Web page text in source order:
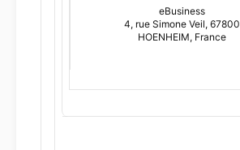
eBusiness
4, rue Simone Veil, 67800
HOENHEIM, France